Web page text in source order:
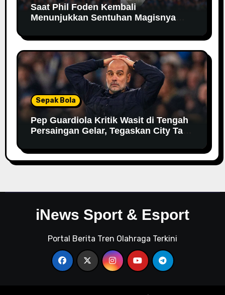
Saat Phil Foden Kembali
Menunjukkan Sentuhan Magisnya
Sepak Bola
Pep Guardiola Kritik Wasit di Tengah
Persaingan Gelar, Tegaskan City Tak
iNews Sport & Esport
Portal Berita Tren Olahraga Terkini